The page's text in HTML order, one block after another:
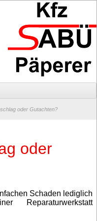
oder Gutachten?
oder
Schaden lediglich
Reparaturwerkstatt